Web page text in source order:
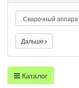
Дальше
Каталог